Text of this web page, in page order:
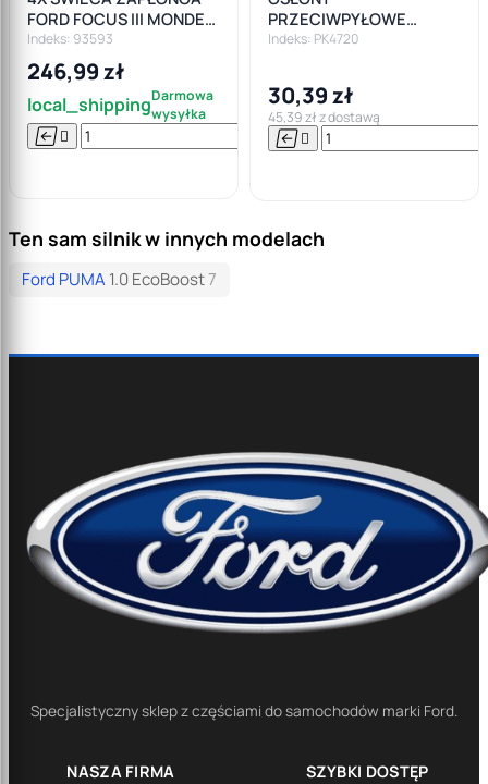
FORD FOCUS III MONDEO
V FIESTA VII 1.0
ECOBOOST
Indeks: 93593
246,99 zł
local_shippingDarmowa
wysyłka
  

PRZECIWPYŁOWE
ODBOJE
FABIA I
Indeks: PK4720
30,39 zł
45,39 zł z dostawą
 
Ten sam silnik w innych modelach
Ford PUMA1.0 EcoBoost7
Specjalistyczny sklep z częściami do samochodów marki Ford.
NASZA FIRMA
SZYBKI DOSTĘP